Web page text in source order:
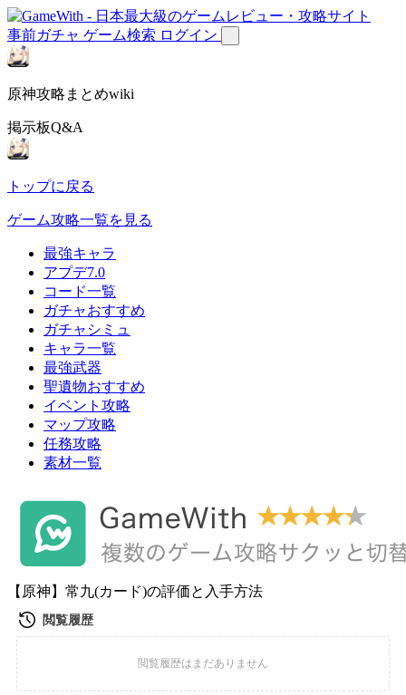
事前ガチャ ゲーム検索 ログイン
原神攻略まとめwiki
掲示板Q&A
トップに戻る
ゲーム攻略一覧を見る
最強キャラ
アプデ7.0
コード一覧
ガチャおすすめ
ガチャシミュ
キャラ一覧
最強武器
聖遺物おすすめ
イベント攻略
マップ攻略
任務攻略
素材一覧
【原神】常九(カード)の評価と入手方法